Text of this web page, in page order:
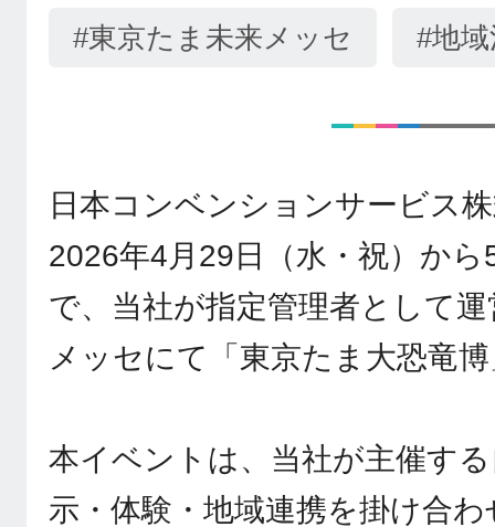
#東京たま未来メッセ #地
日本コンベンションサービス
2026年4月29日（水・祝）か
で、当社が指定管理者として
メッセにて「東京たま大恐竜
本イベントは、当社が主催す
示・体験・地域連携を掛け合